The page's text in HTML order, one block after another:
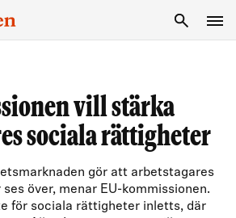
vill stärka
sociala rättigheter
gör att arbetstagares
över, menar EU-kommissionen.
för sociala rättigheter inletts, där